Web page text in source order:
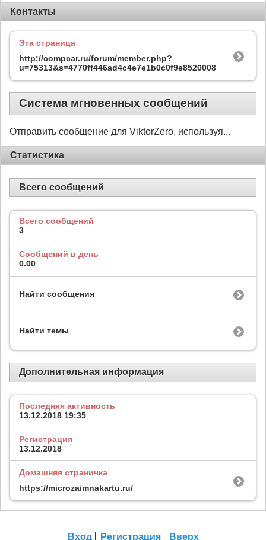
Контакты
Эта страница
http://compcar.ru/forum/member.php?
u=75313&s=4770ff446ad4c4e7e1b0c0f9e8520008
Система мгновенных сообщений
Отправить сообщение для ViktorZero, используя...
Статистика
Всего сообщений
Всего сообщений
3
Сообщений в день
0.00
Найти сообщения
Найти темы
Дополнительная информация
Последняя активность
13.12.2018 19:35
Регистрация
13.12.2018
Домашняя страничка
https://microzaimnakartu.ru/
Вход Регистрация Вверх